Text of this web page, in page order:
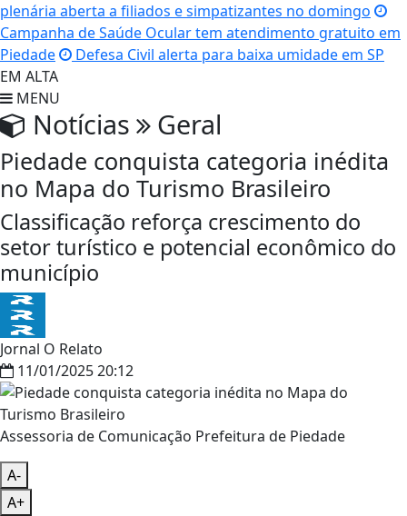
plenária aberta a filiados e simpatizantes no domingo
Campanha de Saúde Ocular tem atendimento gratuito em
Piedade
Defesa Civil alerta para baixa umidade em SP
EM ALTA
MENU
Notícias Geral
Piedade conquista categoria inédita
no Mapa do Turismo Brasileiro
Classificação reforça crescimento do
setor turístico e potencial econômico do
município
Jornal O Relato
11/01/2025 20:12
Assessoria de Comunicação Prefeitura de Piedade
A-
A+